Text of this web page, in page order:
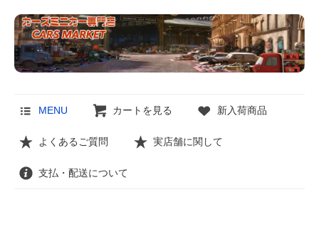
MENU カートを見る 新入荷商品
よくあるご質問 実店舗に関して
支払・配送について